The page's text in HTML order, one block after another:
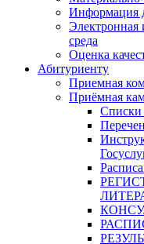
Информация
Электронная
среда
Оценка
Абитуриенту
Приемная
Приёмная
Списки